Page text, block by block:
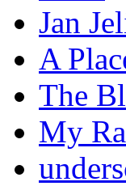
Jan
A
The
My